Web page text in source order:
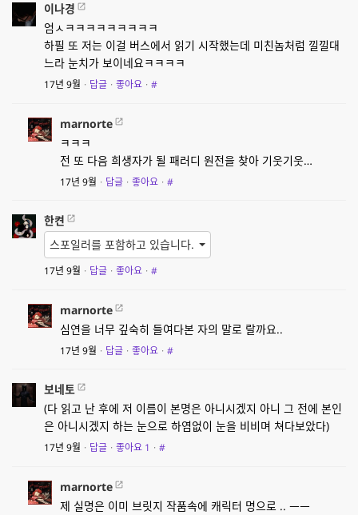
이나경
엄ㅅㅋㅋㅋㅋㅋㅋㅋㅋㅋ
하필 또 저는 이걸 버스에서 읽기 시작했는데 미친놈처럼 낄낄대
느라 눈치가 보이네요ㅋㅋㅋㅋ
17년 9월 · 답글 · 좋아요 · #
marnorte
ㅋㅋㅋ
전 또 다음 희생자가 될 패러디 원전을 찾아 기웃기웃…
17년 9월 · 답글 · 좋아요 · #
한켠
스포일러를 포함하고 있습니다.
17년 9월 · 답글 · 좋아요 · #
marnorte
심연을 너무 깊숙히 들여다본 자의 말로 랄까요..
17년 9월 · 답글 · 좋아요 · #
보네토
(다 읽고 난 후에 저 이름이 본명은 아니시겠지 아니 그 전에 본인
은 아니시겠지 하는 눈으로 하염없이 눈을 비비며 쳐다보았다)
17년 9월 · 답글 · 좋아요 1 · #
marnorte
제 실명은 이미 브릿지 작품속에 캐릭터 명으로 .. ㅡㅡ